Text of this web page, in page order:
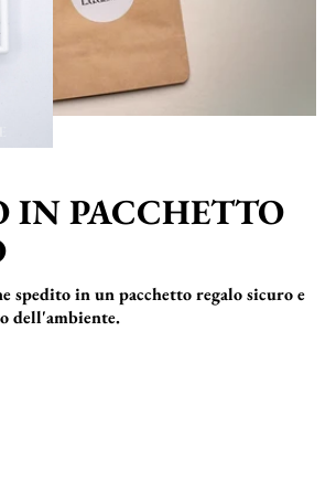
IN PACCHETTO
spedito in un pacchetto regalo sicuro e
dell'ambiente.